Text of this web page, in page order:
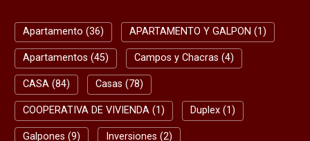
Apartamento (36) APARTAMENTO Y GALPON (1)
Apartamentos (45) Campos y Chacras (4)
CASA (84) Casas (78)
COOPERATIVA DE VIVIENDA (1) Duplex (1)
Galpones (9) Inversiones (2)